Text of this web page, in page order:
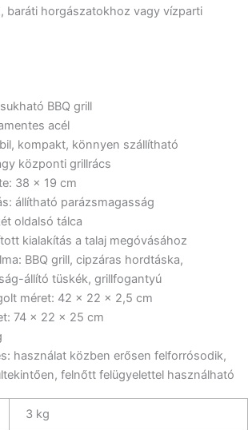
baráti horgászatokhoz vagy vízparti
BBQ grill
acél
kompakt, könnyen szállítható
központi grillrács
38 × 19 cm
állítható parázsmagasság
oldalsó tálca
kialakítás a talaj megóvásához
BBQ grill, cipzáras hordtáska,
állító tüskék, grillfogantyú
méret: 42 × 22 × 2,5 cm
74 × 22 × 25 cm
használat közben erősen felforrósodik,
felnőtt felügyelettel használható
3 kg